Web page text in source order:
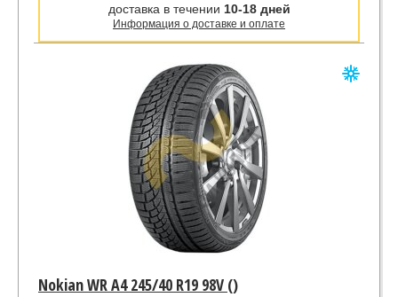
доставка в течении 10-18 дней
Информация о доставке и оплате
Nokian WR A4 245/40 R19 98V ()